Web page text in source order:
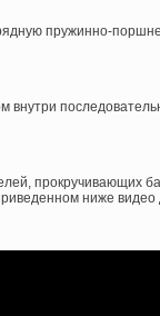
пружинно-
внутри
прокручивающих
ниже